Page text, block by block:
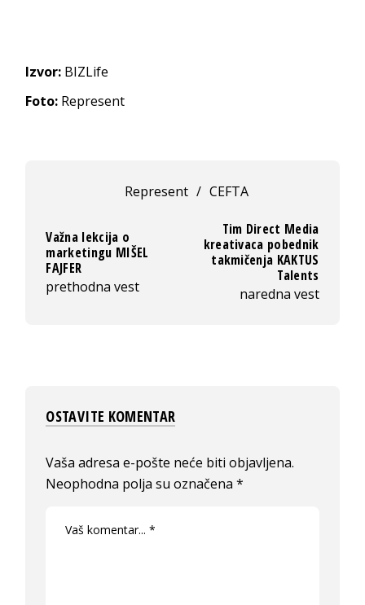
Izvor: BIZLife
Foto: Represent
Represent / CEFTA
Važna lekcija o
marketingu MIŠEL
FAJFER
prethodna vest
Tim Direct Media
kreativaca pobednik
takmičenja KAKTUS
Talents
naredna vest
OSTAVITE KOMENTAR
Vaša adresa e-pošte neće biti objavljena.
Neophodna polja su označena*